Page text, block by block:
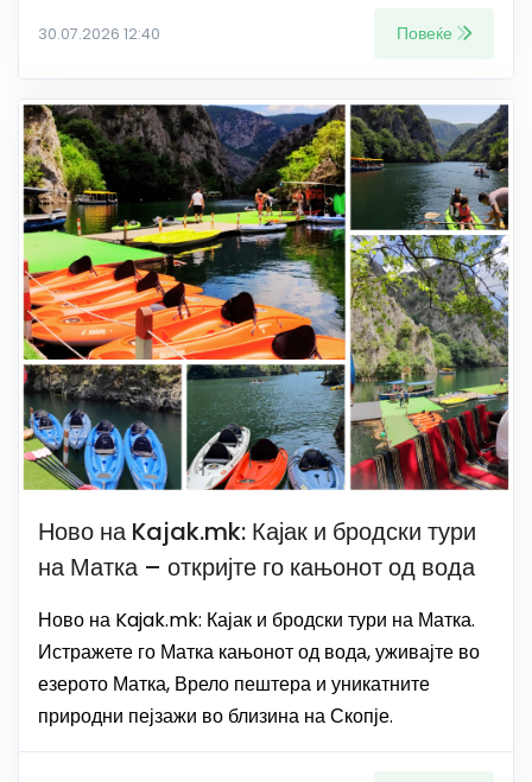
30.07.2026 12:40 Повеќе
Ново на Kajak.mk: Кајак и бродски тури
на Матка – откријте го кањонот од вода
Ново на Kajak.mk: Кајак и бродски тури на Матка.
Истражете го Матка кањонот од вода, уживајте во
езерото Матка, Врело пештера и уникатните
природни пејзажи во близина на Скопје.